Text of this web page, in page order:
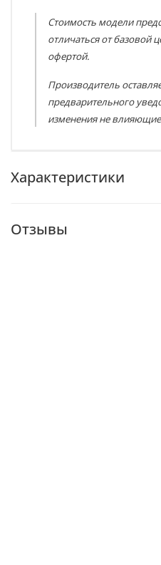
Стоимость модели
отличаться от базовой
офертой.
Производитель
предварительного
изменения не влияющие
Характеристики
Отзывы